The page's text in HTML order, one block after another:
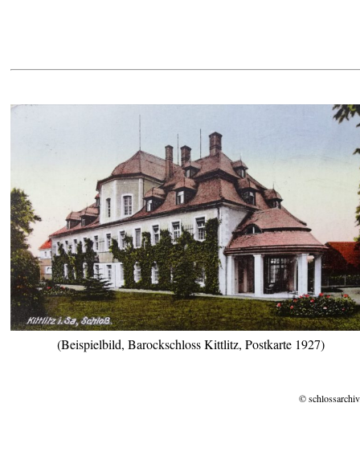
(Beispielbild, Barockschloss Kittlitz, Postkarte 1927)
©